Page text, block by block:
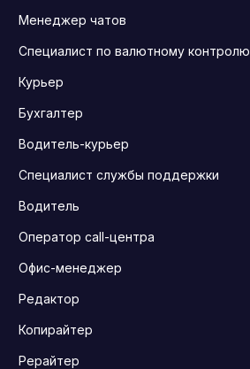
Менеджер чатов
Специалист по валютному контролю
Курьер
Бухгалтер
Водитель-курьер
Специалист службы поддержки
Водитель
Оператор call-центра
Офис-менеджер
Редактор
Копирайтер
Рерайтер